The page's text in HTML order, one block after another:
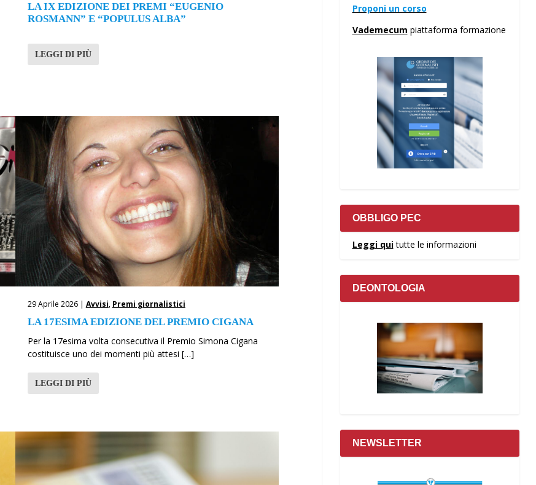
LA IX EDIZIONE DEI PREMI “EUGENIO
ROSMANN” E “POPULUS ALBA”
LEGGI DI PIÙ
29 Aprile 2026 | Avvisi, Premi giornalistici
LA 17ESIMA EDIZIONE DEL PREMIO CIGANA
Per la 17esima volta consecutiva il Premio Simona Cigana
costituisce uno dei momenti più attesi […]
LEGGI DI PIÙ
Proponi un corso
Vademecum piattaforma formazione
OBBLIGO PEC
Leggi quitutte le informazioni
DEONTOLOGIA
NEWSLETTER